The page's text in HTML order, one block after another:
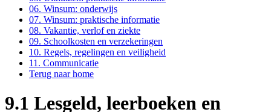
06. Winsum: onderwijs
07. Winsum: praktische informatie
08. Vakantie, verlof en ziekte
09. Schoolkosten en verzekeringen
10. Regels, regelingen en veiligheid
11. Communicatie
Terug naar home
9.1 Lesgeld, leerboeken en